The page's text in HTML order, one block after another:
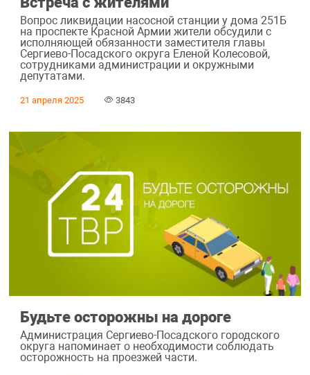
Вопрос ликвидации насосной станции у дома 251Б
на проспекте Красной Армии жители обсудили с
исполняющей обязанности заместителя главы
Сергиево-Посадского округа Еленой Колесовой,
сотрудниками администрации и окружными
депутатами.
21 апреля 2025 3843
Будьте осторожны на дороге
Администрация Сергиево-Посадского городского
округа напоминает о необходимости соблюдать
осторожность на проезжей части.